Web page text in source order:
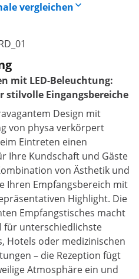
vergleichen
mit LED-Beleuchtung:
stilvolle Eingangsbereiche
Design mit
von physa verkörpert
Eintreten einen
Ihre Kundschaft und Gäste
von Ästhetik und
Ihren Empfangsbereich mit
Highlight. Die
Empfangstisches macht
für unterschiedlichste
Hotels oder medizinischen
– die Rezeption fügt
Atmosphäre ein und